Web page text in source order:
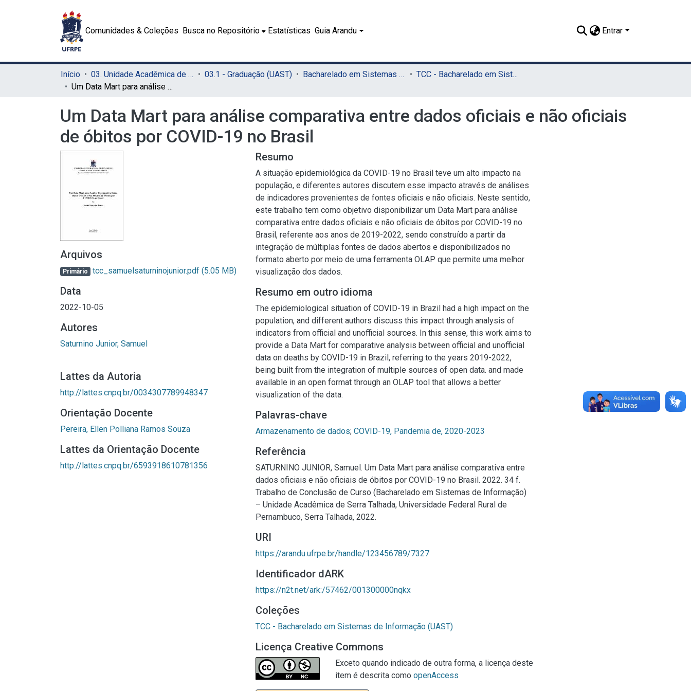
Comunidades & Coleções Busca no Repositório Estatísticas Guia Arandu Entrar
Início 03. Unidade Acadêmica de Serra Talhada (UAST) 03.1 - Graduação (UAST) Bacharelado em Sistemas de Informação (UAST)
TCC - Bacharelado em Sistemas de Informação (UAST)
Um Data Mart para análise comparativa entre dados oficiais e não oficiais de óbitos por COVID-19 no Brasil
Um Data Mart para análise comparativa entre dados oficiais e não oficiais
de óbitos por COVID-19 no Brasil
Arquivos
Primário tcc_samuelsaturninojunior.pdf (5.05 MB)
Data
2022-10-05
Autores
Saturnino Junior, Samuel
Lattes da Autoria
http://lattes.cnpq.br/0034307789948347
Orientação Docente
Pereira, Ellen Polliana Ramos Souza
Lattes da Orientação Docente
http://lattes.cnpq.br/6593918610781356
Resumo
A situação epidemiológica da COVID-19 no Brasil teve um alto impacto na
população, e diferentes autores discutem esse impacto através de análises
de indicadores provenientes de fontes oficiais e não oficiais. Neste sentido,
este trabalho tem como objetivo disponibilizar um Data Mart para análise
comparativa entre dados oficiais e não oficiais de óbitos por COVID-19 no
Brasil, referente aos anos de 2019-2022, sendo construído a partir da
integração de múltiplas fontes de dados abertos e disponibilizados no
formato aberto por meio de uma ferramenta OLAP que permite uma melhor
visualização dos dados.
Resumo em outro idioma
The epidemiological situation of COVID-19 in Brazil had a high impact on the
population, and different authors discuss this impact through analysis of
indicators from official and unofficial sources. In this sense, this work aims to
provide a Data Mart for comparative analysis between official and unofficial
data on deaths by COVID-19 in Brazil, referring to the years 2019-2022,
being built from the integration of multiple sources of open data. and made
available in an open format through an OLAP tool that allows a better
visualization of the data.
Palavras-chave
Armazenamento de dados; COVID-19, Pandemia de, 2020-2023
Referência
SATURNINO JUNIOR, Samuel. Um Data Mart para análise comparativa entre
dados oficiais e não oficiais de óbitos por COVID-19 no Brasil. 2022. 34 f.
Trabalho de Conclusão de Curso (Bacharelado em Sistemas de Informação)
– Unidade Acadêmica de Serra Talhada, Universidade Federal Rural de
Pernambuco, Serra Talhada, 2022.
URI
https://arandu.ufrpe.br/handle/123456789/7327
Identificador dARK
https://n2t.net/ark:/57462/001300000nqkx
Coleções
TCC - Bacharelado em Sistemas de Informação (UAST)
Licença Creative Commons
Exceto quando indicado de outra forma, a licença deste
item é descrita como openAccess